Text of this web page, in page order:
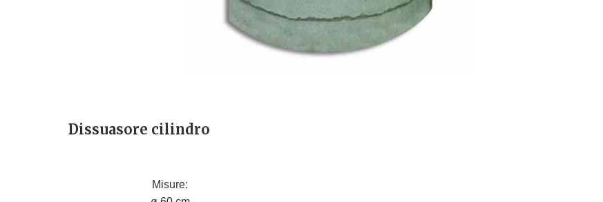
Dissuasore cilindro
Misure: